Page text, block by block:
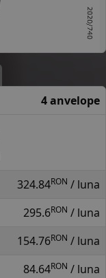
4 anvelope
324.84RON / luna
295.6RON / luna
154.76RON / luna
84.64RON / luna